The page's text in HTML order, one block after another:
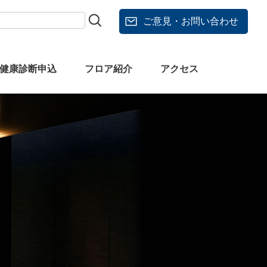
ご意見・お問い合わせ
康診断申込 フロア紹介 アクセス